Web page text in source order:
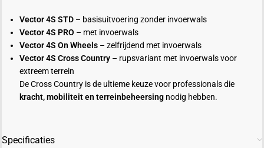
Vector 4S STD – basisuitvoering zonder invoerwals
Vector 4S PRO – met invoerwals
Vector 4S On Wheels – zelfrijdend met invoerwals
Vector 4S Cross Country – rupsvariant met invoerwals voor
extreem terrein
De Cross Country is de ultieme keuze voor professionals die
kracht, mobiliteit en terreinbeheersing nodig hebben.
Specificaties